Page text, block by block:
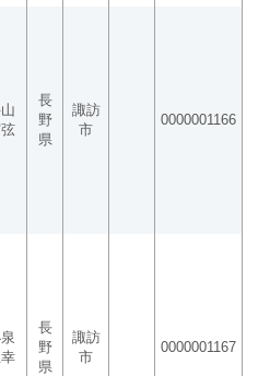
長
野
県
諏訪
市
0000001166
長
野
県
諏訪
市
0000001167